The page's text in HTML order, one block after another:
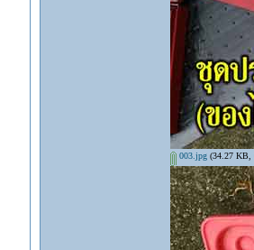
003.jpg(34.27 KB,